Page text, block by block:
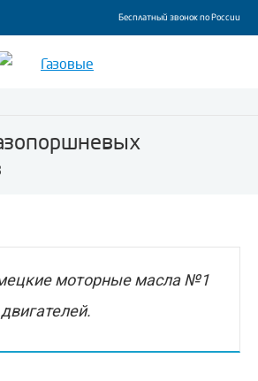
Бесплатный звонок по России
моторные масла №1